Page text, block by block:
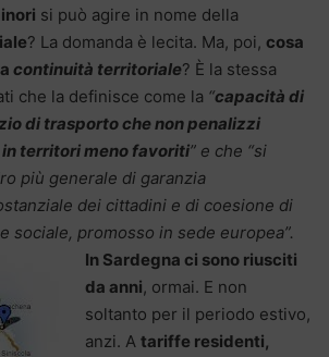
si può agire in nome della
? La domanda è lecita. Ma, poi, cosa
continuità territoriale? È la stessa
che la definisce come la “capacità di
di trasporto che non penalizzi
territori meno favoriti” e che “si
più generale di garanzia
dei cittadini e di coesione di
sociale, promosso in sede europea”.
In Sardegna ci sono riusciti
da anni, ormai. E non
soltanto per il periodo estivo,
anzi. A tariffe residenti,